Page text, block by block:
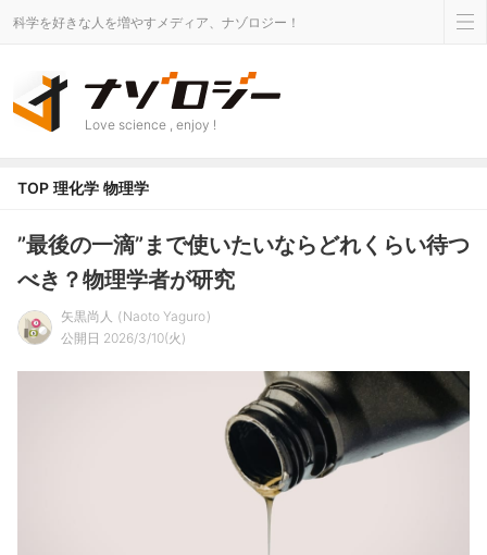
科学を好きな人を増やすメディア、ナゾロジー！
Love science , enjoy !
TOP 理化学 物理学
”最後の一滴”まで使いたいならどれくらい待つ
べき？物理学者が研究
矢黒尚人
Naoto Yaguro
公開日 2026/3/10(火)